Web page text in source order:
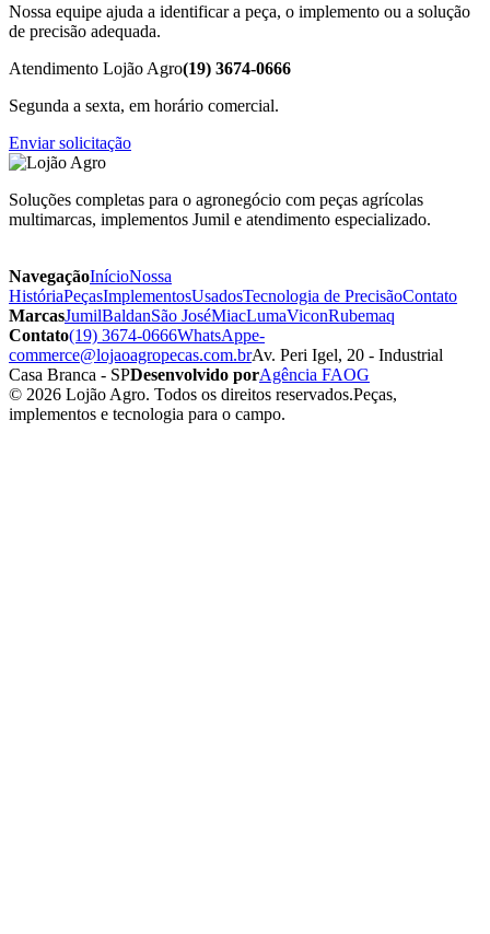
Nossa equipe ajuda a identificar a peça, o implemento ou a solução
de precisão adequada.
Atendimento Lojão Agro(19) 3674-0666
Segunda a sexta, em horário comercial.
Enviar solicitação
Soluções completas para o agronegócio com peças agrícolas
multimarcas, implementos Jumil e atendimento especializado.
NavegaçãoInícioNossa
HistóriaPeçasImplementosUsadosTecnologia de PrecisãoContato
MarcasJumilBaldanSão JoséMiacLumaViconRubemaq
Contato(19) 3674-0666WhatsAppe-
commerce@lojaoagropecas.com.brAv. Peri Igel, 20 - Industrial
Casa Branca - SPDesenvolvido porAgência FAOG
© 2026 Lojão Agro. Todos os direitos reservados.Peças,
implementos e tecnologia para o campo.